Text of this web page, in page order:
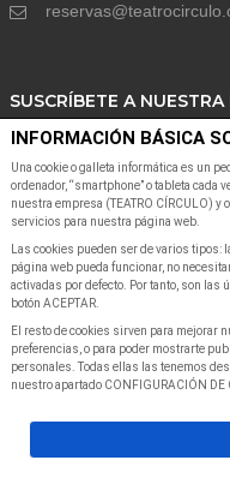
SUSCRÍBETE A
Suscribete a nuestra
©Copyright2026
INFORMACIÓN BÁSICA
Una cookie o galleta informática es un
ordenador, “smartphone” o tableta
nuestra empresa (TEATRO CÍRCULO)
servicios para nuestra página web.
Las cookies pueden ser de varios
página web pueda funcionar, no
activadas por defecto. Por tanto, son las
botón ACEPTAR.
El resto de cookies sirven para mejorar
preferencias, o para poder mostrarte
personales. Todas ellas las tenemos
nuestro apartado CONFIGURACIÓN DE